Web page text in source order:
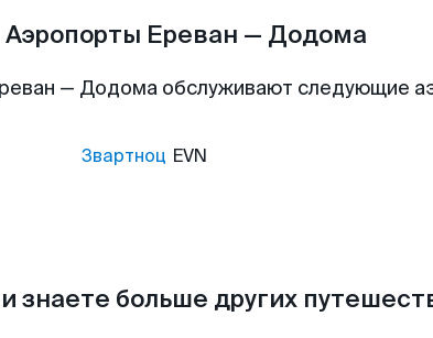
Аэропорты Ереван — Додома
— Додома обслуживают следующие
Звартноц EVN
знаете больше других